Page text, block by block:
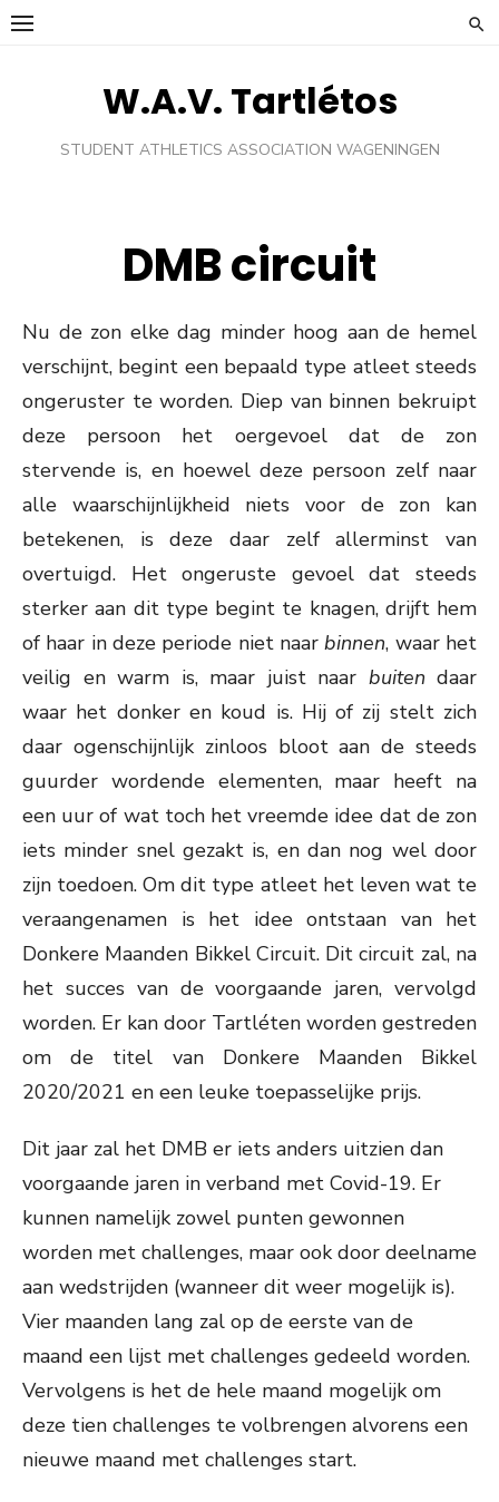
Ga
W.A.V. Tartlétos
STUDENT ATHLETICS ASSOCIATION WAGENINGEN
DMB circuit
Nu de zon elke dag minder hoog aan de hemel
verschijnt, begint een bepaald type atleet steeds
ongeruster te worden. Diep van binnen bekruipt
deze persoon het oergevoel dat de zon
stervende is, en hoewel deze persoon zelf naar
alle waarschijnlijkheid niets voor de zon kan
betekenen, is deze daar zelf allerminst van
overtuigd. Het ongeruste gevoel dat steeds
sterker aan dit type begint te knagen, drijft hem
of haar in deze periode niet naarbinnen, waar het
veilig en warm is, maar juist naar buiten daar
waar het donker en koud is. Hij of zij stelt zich
daar ogenschijnlijk zinloos bloot aan de steeds
guurder wordende elementen, maar heeft na
een uur of wat toch het vreemde idee dat de zon
iets minder snel gezakt is, en dan nog wel door
zijn toedoen. Om dit type atleet het leven wat te
veraangenamen is het idee ontstaan van het
Donkere Maanden Bikkel Circuit. Dit circuit zal, na
het succes van de voorgaande jaren, vervolgd
worden. Er kan door Tartléten worden gestreden
om de titel van Donkere Maanden Bikkel
2020/2021 en een leuke toepasselijke prijs.
Dit jaar zal het DMB er iets anders uitzien dan
voorgaande jaren in verband met Covid-19. Er
kunnen namelijk zowel punten gewonnen
worden met challenges, maar ook door deelname
aan wedstrijden (wanneer dit weer mogelijk is).
Vier maanden lang zal op de eerste van de
maand een lijst met challenges gedeeld worden.
Vervolgens is het de hele maand mogelijk om
deze tien challenges te volbrengen alvorens een
nieuwe maand met challenges start.